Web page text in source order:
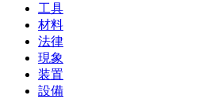
工具
材料
法律
現象
装置
設備